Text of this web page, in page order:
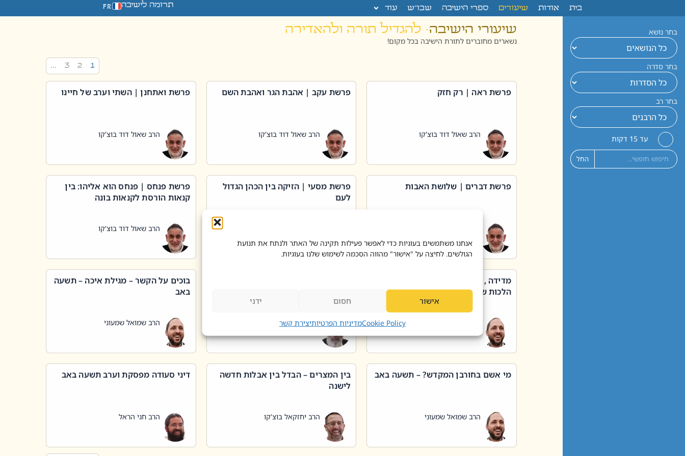
אנחנו משתמשים בעוגיות כדי לאפשר פעילות תקינה של האתר ולנתח את תנועת
הגולשים. לחיצה על "אישור" מהווה הסכמה לשימוש שלנו בעוגיות.
אישור חסום ידני
Cookie Policyמדיניות הפרטיותיצירת קשר
בית אודות שיעורים ספרי הישיבה שבו”ש עוד תרומה לישיבה FR
בחר נושא
בחר סדרה
בחר רב
עד 15 דקות
החל
שיעורי הישיבה· להגדיל תורה ולהאדירה
נשארים מחוברים לתורת הישיבה בכל מקום!
1
2
3
…
פרשת ראה | רק חזק
הרב שאול דוד בוצ'קו
פרשת עקב | אהבת הגר ואהבת השם
הרב שאול דוד בוצ'קו
פרשת ואתחנן | השתי וערב של חיינו
הרב שאול דוד בוצ'קו
פרשת דברים | שלושת האבות
פרשת מסעי | הזיקה בין הכהן הגדול
לעם
פרשת פנחס | פנחס הוא אליהו: בין
קנאות הורסת לקנאות בונה
הרב שאול דוד בוצ'קו
מדידה , קניה , שטיפת כלים בשבת –
הלכות שבת – סימן שכג
הרב יאיר בידני
בוכים על הקשר – מגילת איכה – תשעה
באב
הרב שמואל שמעוני
מי אשם בחורבן המקדש? – תשעה באב
הרב שמואל שמעוני
בין המצרים – הבדל בין אבלות חדשה
לישנה
הרב יחזקאל בוצ'קו
דיני סעודה מפסקת וערב תשעה באב
הרב חגי הראל